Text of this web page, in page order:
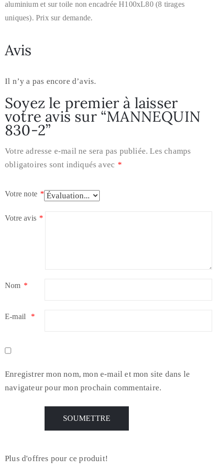
aluminium et sur toile non encadrée H100xL80 (8 tirages
uniques). Prix sur demande.
Avis
Il n’y a pas encore d’avis.
Soyez le premier à laisser
votre avis sur “MANNEQUIN
830-2”
Votre adresse e-mail ne sera pas publiée. Les champs
obligatoires sont indiqués avec *
Votre note *
Votre avis *
Nom *
E-mail *
Enregistrer mon nom, mon e-mail et mon site dans le
navigateur pour mon prochain commentaire.
Plus d'offres pour ce produit!